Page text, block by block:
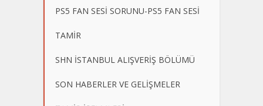
PS5 FAN SESİ SORUNU-PS5 FAN SESİ
TAMİR
SHN İSTANBUL ALIŞVERİŞ BÖLÜMÜ
SON HABERLER VE GELİŞMELER